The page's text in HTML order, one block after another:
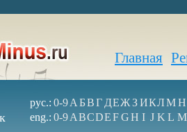
Главная
рус.: 0-9А БВГ ДЕЖ З ИКЛМН
eng.: 0-9ABCDEFGH I J K L M